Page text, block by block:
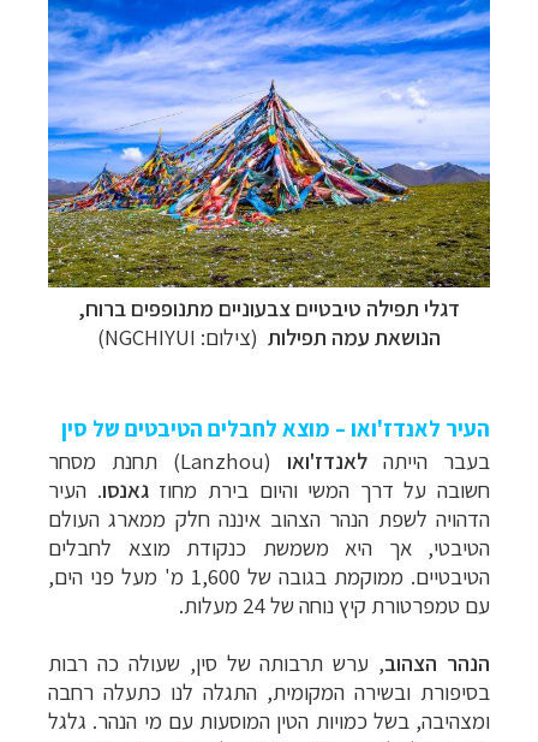
דגלי תפילה טיבטיים צבעוניים מתנופפים ברוח,
הנושאת עמה תפילות (צילום: NGCHIYUI)
העיר לאנדז'ואו – מוצא לחבלים הטיבטים של סין
בעבר הייתה לאנדז'ואו (
Lanzhou
) תחנת מסחר
חשובה על דרך המשי והיום בירת מחוז גאנסו. העיר
הדהויה לשפת הנהר הצהוב איננה חלק ממארג העולם
הטיבטי,
אך היא משמשת כנקודת מוצא
לחבלים
הטיבטיים. ממוקמת בגובה של ,600 מ' מעל פני הים,
עם טמפרטורת קיץ נוחהשל מעלות.
הנהר הצהוב, ערש תרבותה של סין, שעולה כה רבות
בסיפורת ובשירה המקומית, התגלה לנו כתעלה רחבה
ומצהיבה, בשל כמויות הטין המוסעות עם מי הנהר. גלגל